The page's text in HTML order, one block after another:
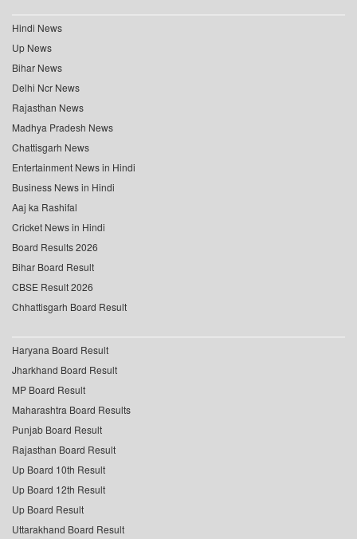
Hindi News
Up News
Bihar News
Delhi Ncr News
Rajasthan News
Madhya Pradesh News
Chattisgarh News
Entertainment News in Hindi
Business News in Hindi
Aaj ka Rashifal
Cricket News in Hindi
Board Results 2026
Bihar Board Result
CBSE Result 2026
Chhattisgarh Board Result
Haryana Board Result
Jharkhand Board Result
MP Board Result
Maharashtra Board Results
Punjab Board Result
Rajasthan Board Result
Up Board 10th Result
Up Board 12th Result
Up Board Result
Uttarakhand Board Result